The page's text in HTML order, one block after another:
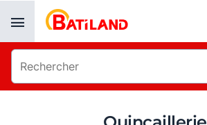
Panneau de gestion des cookies